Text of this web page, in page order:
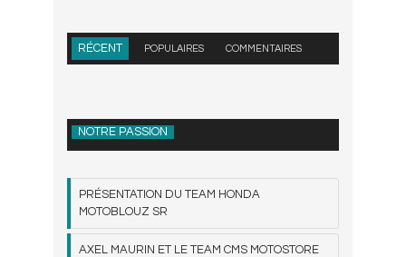
RÉCENT POPULAIRES COMMENTAIRES
NOTRE PASSION
PRÉSENTATION DU TEAM HONDA
MOTOBLOUZ SR
AXEL MAURIN ET LE TEAM CMS MOTOSTORE